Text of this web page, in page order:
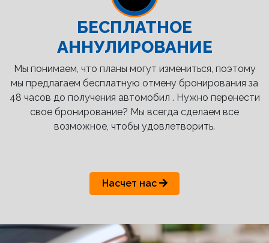
БЕСПЛАТНОЕ
АННУЛИРОВАНИЕ
Мы понимаем, что планы могут измениться, поэтому
мы предлагаем бесплатную отмену бронирования за
48 часов до получения автомобил . Нужно перенести
свое бронирование? Мы всегда сделаем все
возможное, чтобы удовлетворить.
Насчет нас